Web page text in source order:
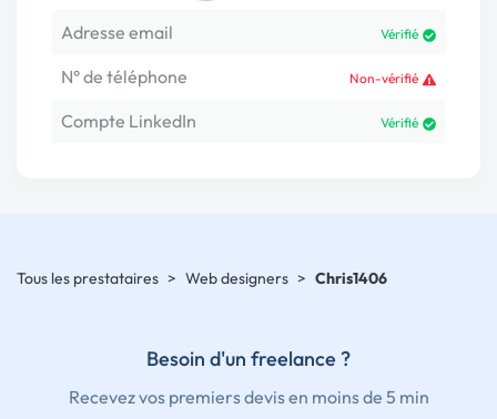
Adresse email Vérifié
N° de téléphone Non-vérifié
Compte LinkedIn Vérifié
Tous les prestataires > Web designers > Chris1406
Besoin d'un freelance ?
Recevez vos premiers devis en moins de 5 min